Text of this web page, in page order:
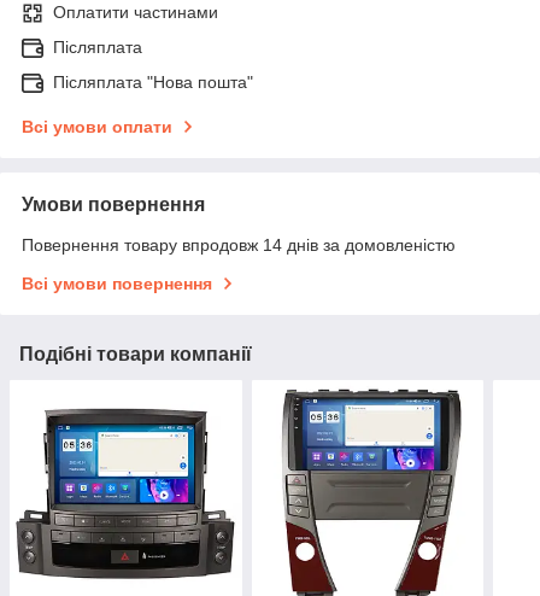
Оплатити частинами
Післяплата
Післяплата "Нова пошта"
Всі умови оплати
Умови повернення
Повернення товару впродовж 14 днів за домовленістю
Всі умови повернення
Подібні товари компанії